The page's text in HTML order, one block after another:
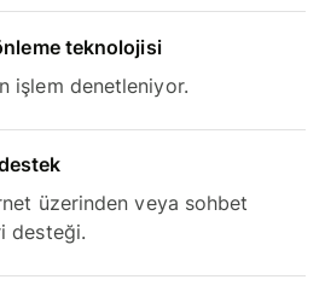
önleme teknolojisi
işlem denetleniyor.
üzerinden veya sohbet
desteği.